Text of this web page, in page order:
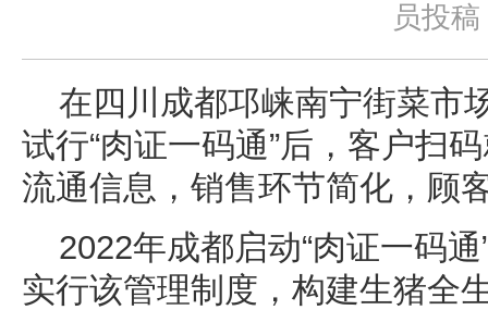
员投稿
在四川成都邛崃南宁街菜市
试行“肉证一码通”后，客户扫
流通信息，销售环节简化，顾
2022年成都启动“肉证一码
实行该管理制度，构建生猪全